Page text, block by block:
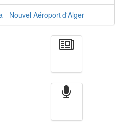
- Nouvel Aéroport d'Alger -